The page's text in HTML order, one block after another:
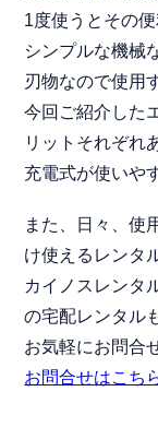
1度使うとその
シンプルな機械
刃物なので使用
今回ご紹介した
リットそれぞれ
充電式が使いや
また、日々、使
け使えるレンタ
カイノスレンタ
の宅配レンタル
お気軽にお問合
お問合せはこち